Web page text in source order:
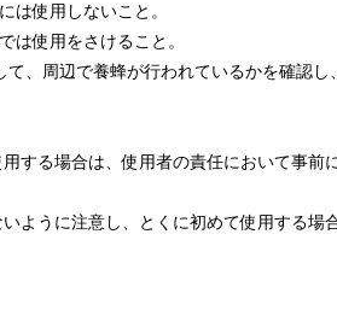
は使用しないこと。
は使用をさけること。
、周辺で養蜂が行われているかを確認
する場合は、使用者の責任において事
ように注意し、とくに初めて使用する